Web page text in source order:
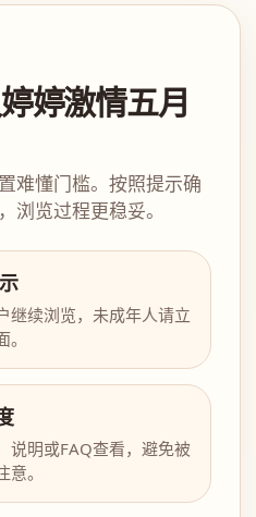
婷激情五月
难懂门槛。按照提示确
浏览过程更稳妥。
继续浏览，未成年人请立
说明或FAQ查看，避免被
。